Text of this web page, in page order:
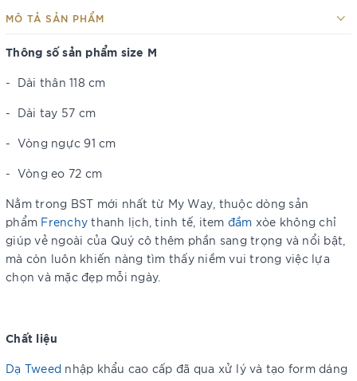
MÔ TẢ SẢN PHẨM
Thông số sản phẩm size M
- Dài thân 118 cm
- Dài tay 57 cm
- Vòng ngực 91 cm
- Vòng eo 72 cm
Nằm trong BST mới nhất từ My Way, thuộc dòng sản
phẩm Frenchy thanh lịch, tinh tế, item đầm xòe không chỉ
giúp vẻ ngoài của Quý cô thêm phần sang trọng và nổi bật,
mà còn luôn khiến nàng tìm thấy niềm vui trong việc lựa
chọn và mặc đẹp mỗi ngày.
Chất liệu
Dạ Tweed nhập khẩu cao cấp đã qua xử lý và tạo form dáng